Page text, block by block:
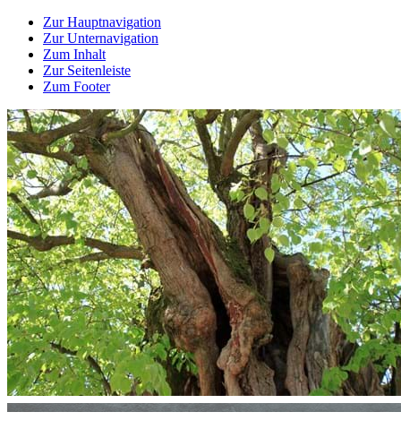
Zur Hauptnavigation
Zur Unternavigation
Zum Inhalt
Zur Seitenleiste
Zum Footer